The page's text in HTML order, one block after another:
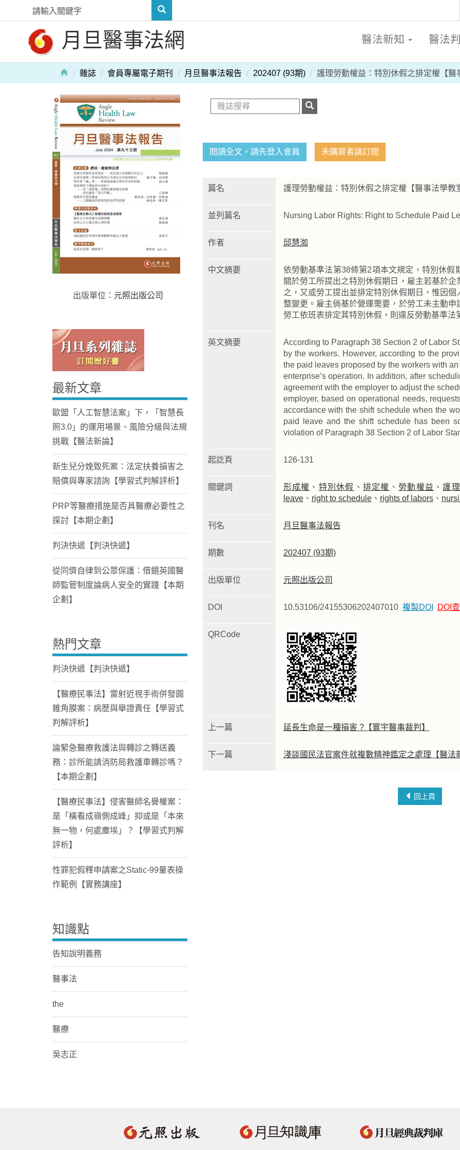
月旦醫事法網 醫法新知 醫法
雜誌 會員專屬電子期刊 月旦醫事法報告 202407 (93期) 護理勞動權益：特別休假之排定權【醫
閱讀全文，請先登入會員 未購買者請訂閱
篇名 護理勞動權益：特別休假之排定權【醫事法學
並列篇名 Nursing Labor Rights: Right to Schedule Paid
作者 邱慧洳
中文摘要
依勞動基準法第38條第2項本文規定，特別休
關於勞工所提出之特別休假期日，雇主若基於
之，又或勞工提出並排定特別休假期日，惟因
整變更。雇主倘基於營運需要，於勞工未主動
勞工依班表排定其特別休假，則違反勞動基準法
英文摘要
According to Paragraph 38 Section 2 of Labor
by the workers. However, according to the
the paid leaves proposed by the workers with
enterprise’s operation. In addition, after
agreement with the employer to adjust the
employer, based on operational needs,
accordance with the shift schedule when the
paid leave and the shift schedule has been
violation of Paragraph 38 Section 2 of Labor
起訖頁 126-131
關鍵詞 形成權 、 特別休假 、 排定權 、 勞動權益 、護
leave、 right to schedule、 rights of labors、
刊名 月旦醫事法報告
期數 202407 (93期)
出版單位 元照出版公司
DOI 10.53106/24155306202407010 複製DOI DOI
QRCode
上一篇 延長生命是一種損害 ?【寰宇醫事裁判】
下一篇 淺談國民法官案件就複數精神鑑定之處理【醫法
回上頁
出版單位： 元照出版公司
最新文章
歐盟「人工智慧法案」下，「智慧長
照3.0」的運用場景、風險分級與法規
挑戰【醫法新論】
新生兒分娩致死案：法定扶養損害之
賠償與專家諮詢【學習式判解評析】
PRP等醫療措施是否具醫療必要性之
探討【本期企劃】
判決快遞【判決快遞】
從同儕自律到公眾保護：借鏡英國醫
師監管制度論病人安全的實踐【本期
企劃】
熱門文章
判決快遞【判決快遞】
【醫療民事法】雷射近視手術併發圓
錐角膜案：病歷與舉證責任【學習式
判解評析】
論緊急醫療救護法與轉診之轉送義
務：診所能請消防局救護車轉診嗎？
【本期企劃】
【醫療民事法】侵害醫師名譽權案：
是「橫看成嶺側成峰」抑或是「本來
無一物，何處塵埃」？【學習式判解
評析】
性罪犯假釋申請案之Static-99量表操
作範例【實務講座】
知識點
告知說明義務
醫事法
the
醫療
吳志正